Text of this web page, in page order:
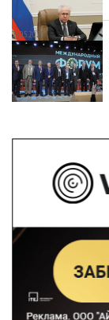
27.05.2026